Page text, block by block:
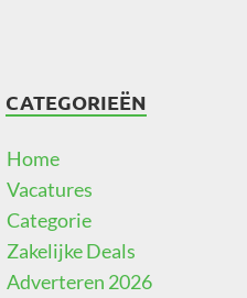
CATEGORIEËN
Home
Vacatures
Categorie
Zakelijke Deals
Adverteren 2026